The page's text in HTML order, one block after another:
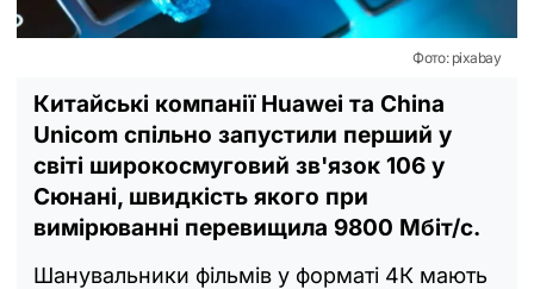
Фото: pixabay
Китайські компанії Huawei та China
Unicom спільно запустили перший у
світі широкосмуговий зв'язок 106 у
Сюнані, швидкість якого при
вимірюванні перевищила 9800 Мбіт/с.
Шанувальники фільмів у форматі 4К мають